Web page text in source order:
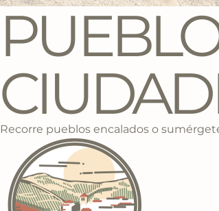
Recorre pueblos encalados o